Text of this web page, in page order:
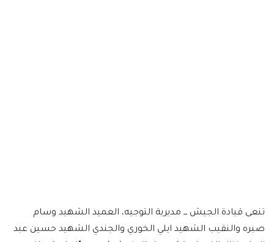
تنعى قيادة الجيش ـــ مديرية التوجيه، العميد الشهيد وسام
صبره والنقيب الشهيد ايلي الخوري والجندي الشهيد حسين عبد